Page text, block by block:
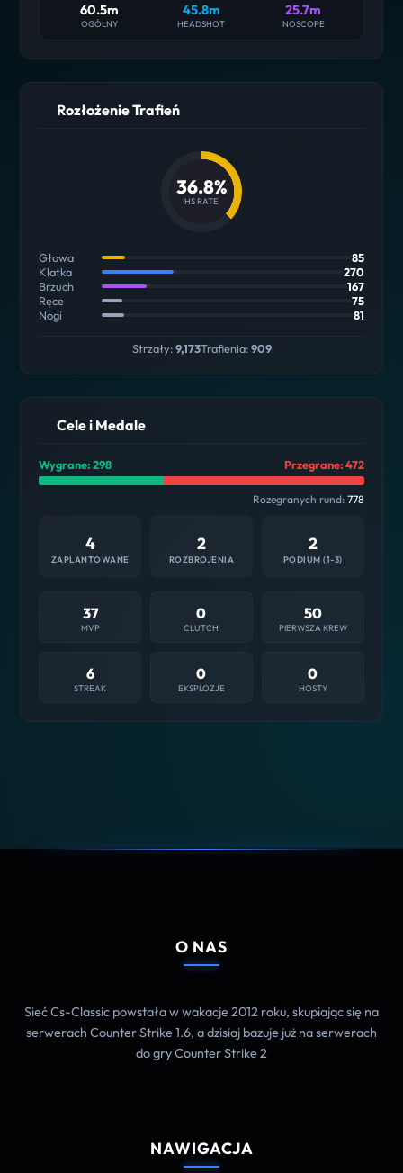
60.5m
OGÓLNY
45.8m
HEADSHOT
25.7m
NOSCOPE
Rozłożenie Trafień
36.8%
HS RATE
Głowa
85
Klatka
270
Brzuch
167
Ręce
75
Nogi
81
Strzały:9,173Trafienia:909
Cele i Medale
Wygrane: 298 Przegrane: 472
Rozegranych rund: 778
4
ZAPLANTOWANE
2
ROZBROJENIA
2
PODIUM (1-3)
37
MVP
0
CLUTCH
50
PIERWSZA KREW
6
STREAK
0
EKSPLOZJE
0
HOSTY
O NAS
Sieć Cs-Classic powstała w wakacje 2012 roku, skupiając się na
serwerach Counter Strike 1.6, a dzisiaj bazuje już na serwerach
do gry Counter Strike 2
NAWIGACJA